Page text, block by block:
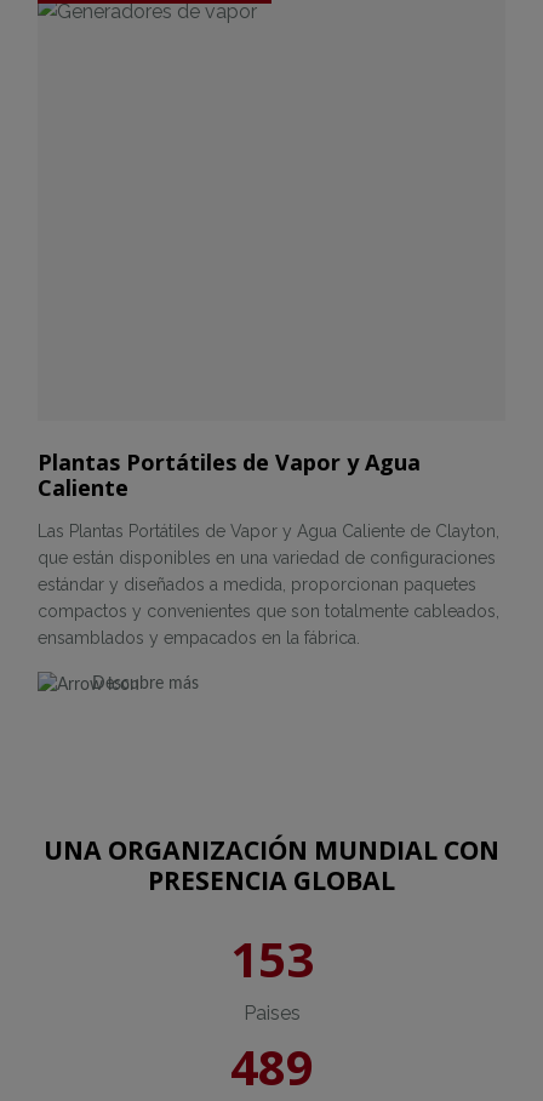
Plantas Portátiles de Vapor y Agua
Caliente
Las Plantas Portátiles de Vapor y Agua Caliente de Clayton,
que están disponibles en una variedad de configuraciones
estándar y diseñados a medida, proporcionan paquetes
compactos y convenientes que son totalmente cableados,
ensamblados y empacados en la fábrica.
Descubre más
UNA ORGANIZACIÓN MUNDIAL CON
PRESENCIA GLOBAL
153
Paises
489